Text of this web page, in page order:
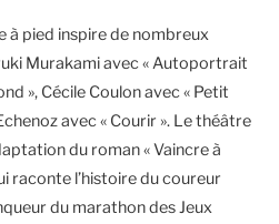
à pied inspire de nombreux
Murakami avec « Autoportrait
», Cécile Coulon avec « Petit
avec « Courir ». Le théâtre
du roman « Vaincre à
raconte l’histoire du coureur
du marathon des Jeux